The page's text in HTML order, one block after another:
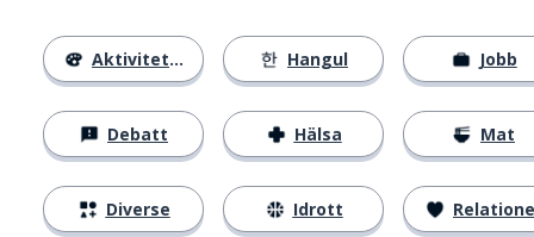
Aktiviteter
Debatt
Diverse
Hangul
Hälsa
Idrott
Jobb
Mat